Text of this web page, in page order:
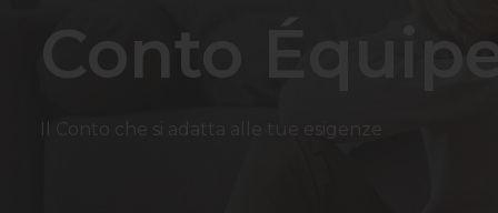
Conto
Il Conto che si adatta alle tue esigenze